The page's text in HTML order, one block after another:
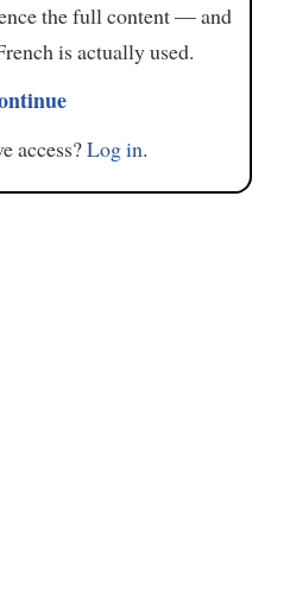
the full content — and
is actually used.
access?Log in.